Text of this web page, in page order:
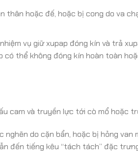
thân hoặc đế, hoặc bị cong do va
vụ giữ xupap đóng kín và trả
có thể không đóng kín hoàn toàn
cam và truyền lực tới cò mổ hoặc
nghẽn do cặn bẩn, hoặc bị hỏng
đến tiếng kêu “tách tách” đặc